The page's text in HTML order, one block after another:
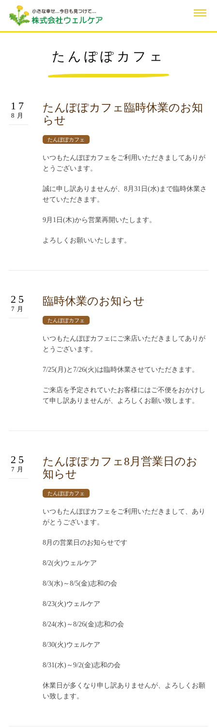
たんぽぽカフェ
17
8月
たんぽぽカフェ臨時休業のお知
らせ
たんぽぽカフェ
いつもたんぽぽカフェをご利用いただきましてありが
とうございます。
誠に申し訳ありませんが、8月31日(水)まで臨時休業さ
せていただきます。
9月1日(木)から営業再開いたします。
よろしくお願いいたします。
25
7月
臨時休業のお知らせ
たんぽぽカフェ
いつもたんぽぽカフェにご来店いただきましてありが
とうございます。
7/25(月)と7/26(火)は臨時休業させていただきます。
ご来店を予定されていたお客様にはご不便をおかけし
て申し訳ありませんが、よろしくお願い致します。
25
7月
たんぽぽカフェ8月営業日のお
知らせ
たんぽぽカフェ
いつもたんぽぽカフェをご利用いただきまして、あり
がとうございます。
8月の営業日のお知らせです
8/2(火)ウェルケア
8/3(水)～8/5(金)志和の会
8/23(火)ウェルケア
8/24(水)～8/26(金)志和の会
8/30(火)ウェルケア
8/31(水)～9/2(金)志和の会
休業日が多くなり申し訳ありませんが、よろしくお願
い致します。